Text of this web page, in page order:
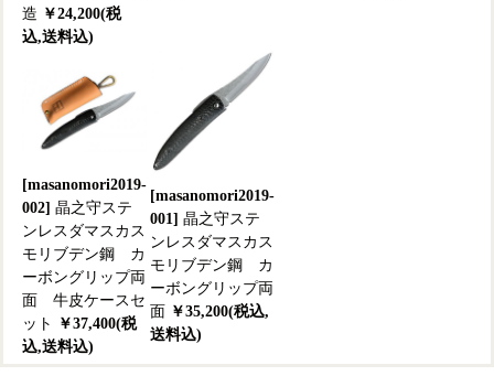
造 ￥24,200(税
込,送料込)
[masanomori2019-
002] 晶之守ステ
ンレスダマスカス
モリブデン鋼 カ
ーボングリップ両
面 牛皮ケースセ
ット
￥37,400(税
込,送料込)
[masanomori2019-
001] 晶之守ステ
ンレスダマスカス
モリブデン鋼 カ
ーボングリップ両
面 ￥35,200(税込,
送料込)